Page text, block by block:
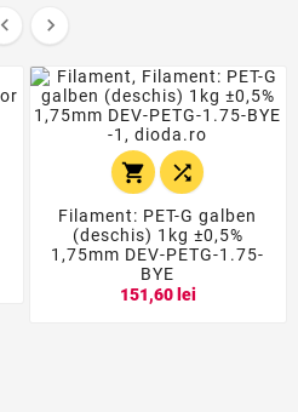
 
 
Filament: PET-G galben
(deschis) 1kg ±0,5%
1,75mm DEV-PETG-1.75-
BYE
151,60 lei